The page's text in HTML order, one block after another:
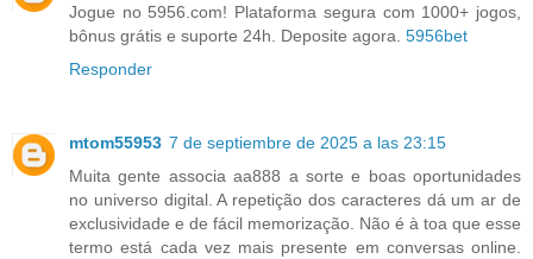
Jogue no 5956.com! Plataforma segura com 1000+ jogos,
bônus grátis e suporte 24h. Deposite agora. 5956bet
Responder
mtom55953 7 de septiembre de 2025 a las 23:15
Muita gente associa aa888 a sorte e boas oportunidades
no universo digital. A repetição dos caracteres dá um ar de
exclusividade e de fácil memorização. Não é à toa que esse
termo está cada vez mais presente em conversas online.